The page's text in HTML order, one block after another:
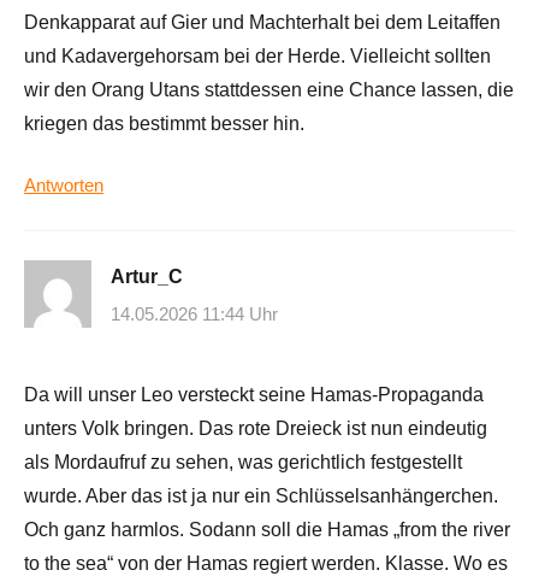
Denkapparat auf Gier und Machterhalt bei dem Leitaffen
und Kadavergehorsam bei der Herde. Vielleicht sollten
wir den Orang Utans stattdessen eine Chance lassen, die
kriegen das bestimmt besser hin.
Antworten
Artur_C
14.05.2026 11:44 Uhr
Da will unser Leo versteckt seine Hamas-Propaganda
unters Volk bringen. Das rote Dreieck ist nun eindeutig
als Mordaufruf zu sehen, was gerichtlich festgestellt
wurde. Aber das ist ja nur ein Schlüsselsanhängerchen.
Och ganz harmlos. Sodann soll die Hamas „from the river
to the sea“ von der Hamas regiert werden. Klasse. Wo es